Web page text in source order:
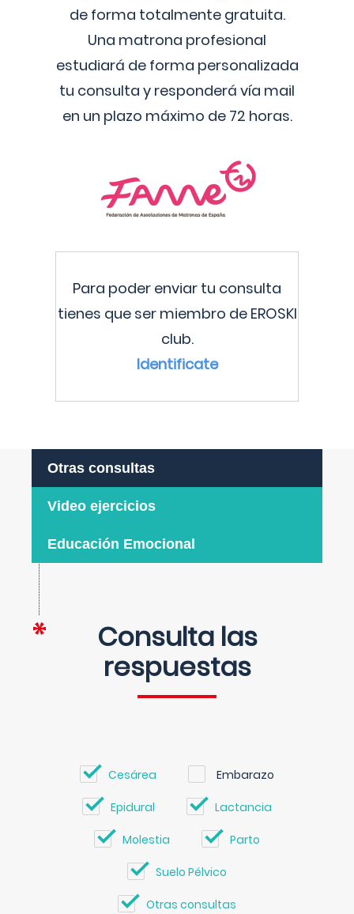
de forma totalmente gratuita.
Una matrona profesional
estudiará de forma personalizada
tu consulta y responderá vía mail
en un plazo máximo de 72 horas.
Para poder enviar tu consulta
tienes que ser miembro de EROSKI
club.
Identificate
Otras consultas
Video ejercicios
Educación Emocional
Consulta las
respuestas
Cesárea Embarazo
Epidural Lactancia
Molestia Parto
Suelo Pélvico
Otras consultas